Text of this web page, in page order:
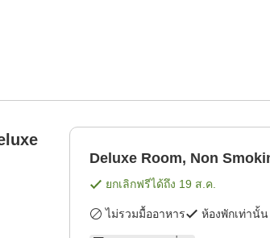
Deluxe Room, Non
ยกเลิกฟรีได้ถึง 19 ส.ค.
ไม่รวมมื้ออาหาร ห้องพักเท่านั้น